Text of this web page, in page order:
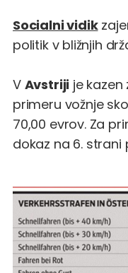
Socialni vidik
politik v bližnjih
V Avstriji je
primeru vožnje
70,00 evrov. Za
dokaz na 6. strani